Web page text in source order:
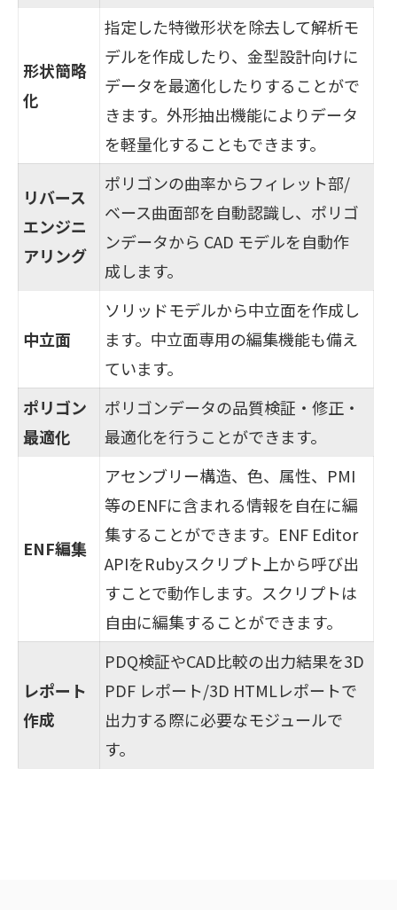
形状簡略
化
指定した特徴形状を除去して解析モ
デルを作成したり、金型設計向けに
データを最適化したりすることがで
きます。外形抽出機能によりデータ
を軽量化することもできます。
リバース
エンジニ
アリング
ポリゴンの曲率からフィレット部/
ベース曲面部を自動認識し、ポリゴ
ンデータから CAD モデルを自動作
成します。
中立面
ソリッドモデルから中立面を作成し
ます。中立面専用の編集機能も備え
ています。
ポリゴン
最適化
ポリゴンデータの品質検証・修正・
最適化を行うことができます。
ENF編集
アセンブリー構造、色、属性、PMI
等のENFに含まれる情報を自在に編
集することができます。ENF Editor
APIをRubyスクリプト上から呼び出
すことで動作します。スクリプトは
自由に編集することができます。
レポート
作成
PDQ検証やCAD比較の出力結果を3D
PDF レポート/3D HTMLレポートで
出力する際に必要なモジュールで
す。